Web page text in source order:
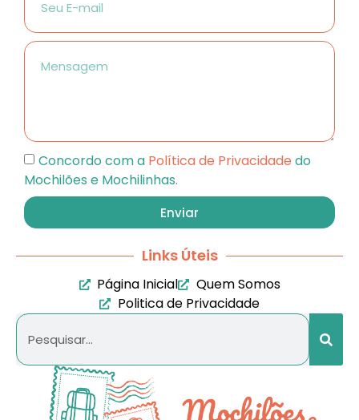
Concordo com a Política de Privacidade do
Mochilões e Mochilinhas.
Enviar
Links Úteis
Página Inicial
Quem Somos
Politica de Privacidade